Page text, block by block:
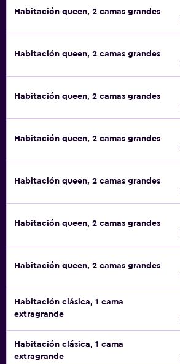
Habitación queen, 2 camas grandes
Habitación queen, 2 camas grandes
Habitación queen, 2 camas grandes
Habitación queen, 2 camas grandes
Habitación queen, 2 camas grandes
Habitación queen, 2 camas grandes
Habitación queen, 2 camas grandes
Habitación clásica, 1 cama
extragrande
Habitación clásica, 1 cama
extragrande